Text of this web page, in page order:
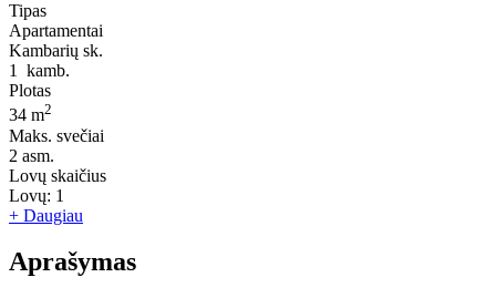
Tipas
Apartamentai
Kambarių sk.
1
kamb.
Plotas
34 m2
Maks. svečiai
2 asm.
Lovų skaičius
Lovų: 1
+ Daugiau
Aprašymas